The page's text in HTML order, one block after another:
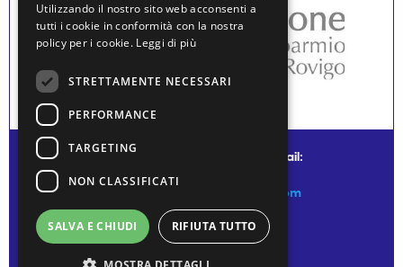
© water museum of venice - mail:
info@watermuseumofvenice.com
Utilizzando il nostro sito web acconsenti a
tutti i cookie in conformità con la nostra
policy per i cookie. Leggi di più
STRETTAMENTE NECESSARI
PERFORMANCE
TARGETING
NON CLASSIFICATI
SALVA E CHIUDI RIFIUTA TUTTO